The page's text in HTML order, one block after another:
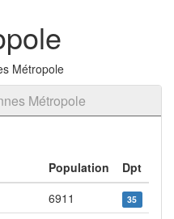
Métropole
Métropole
Population
Dpt
6911 35